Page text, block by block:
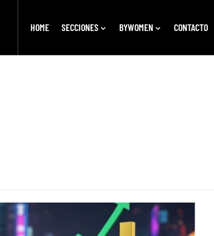
HOME SECCIONES BYWOMEN CONTACTO